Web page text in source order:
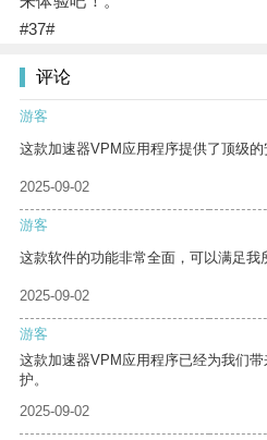
#37#
评论
游客
这款加速器VPM应用程序提供了顶级的
2025-09-02
游客
这款软件的功能非常全面，可以满足我
2025-09-02
游客
这款加速器VPM应用程序已经为我们
护。
2025-09-02